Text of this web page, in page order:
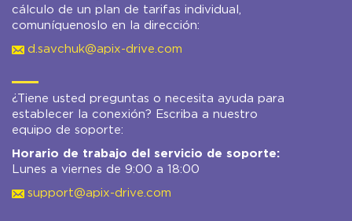
cálculo de un plan de tarifas individual,
comuníquenoslo en la dirección:
d.savchuk@apix-drive.com
¿Tiene usted preguntas o necesita ayuda para
establecer la conexión? Escriba a nuestro
equipo de soporte:
Horario de trabajo del servicio de soporte:
Lunes a viernes de 9:00 a 18:00
support@apix-drive.com